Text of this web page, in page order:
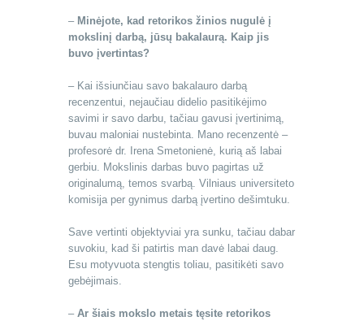
– Minėjote, kad retorikos žinios nugulė į
mokslinį darbą, jūsų bakalaurą. Kaip jis
buvo įvertintas?
– Kai išsiunčiau savo bakalauro darbą
recenzentui, nejaučiau didelio pasitikėjimo
savimi ir savo darbu, tačiau gavusi įvertinimą,
buvau maloniai nustebinta. Mano recenzentė –
profesorė dr. Irena Smetonienė, kurią aš labai
gerbiu. Mokslinis darbas buvo pagirtas už
originalumą, temos svarbą. Vilniaus universiteto
komisija per gynimus darbą įvertino dešimtuku.
Save vertinti objektyviai yra sunku, tačiau dabar
suvokiu, kad ši patirtis man davė labai daug.
Esu motyvuota stengtis toliau, pasitikėti savo
gebėjimais.
– Ar šiais mokslo metais tęsite retorikos